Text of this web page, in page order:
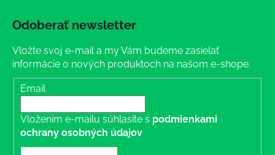
Odoberať newsletter
Vložte svoj e-mail a my Vám budeme zasielať
informácie o nových produktoch na našom e-shope.
Email
Vložením e-mailu súhlasíte s podmienkami
ochrany osobných údajov